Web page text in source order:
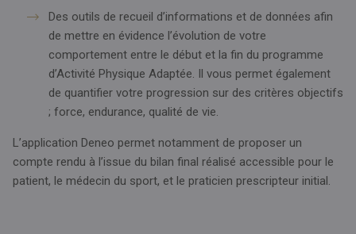
Des outils de recueil d’informations et de données afin
de mettre en évidence l’évolution de votre
comportement entre le début et la fin du programme
d’Activité Physique Adaptée. Il vous permet également
de quantifier votre progression sur des critères objectifs
; force, endurance, qualité de vie.
L’application Deneo permet notamment de proposer un
compte rendu à l’issue du bilan final réalisé accessible pour le
patient, le médecin du sport, et le praticien prescripteur initial.